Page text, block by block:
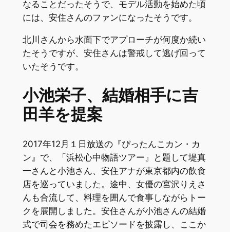
なることだったそうで、モデル活動を始めた頃
には、安住さんのファンになったそうです。
北川さんから水面下でアプローチが何度か続い
たそうですが、安住さんは警戒して逃げ回って
いたそうです。
小池栄子、結婚相手に吉
田羊を提案
2017年12月１日放送の『ぴったんこカン・カ
ン』で、「浜松心中物語ツアー』と題して堤真
一さんと小池さん、安住アナが東京都内の飲食
店を巡っていました。途中、女優の宮沢りえさ
んも合流して、料理を囲んで食事しながらトー
クを展開しました。安住さんが小池さんの結婚
式で司会を務めたエピソードを披露し、ここか